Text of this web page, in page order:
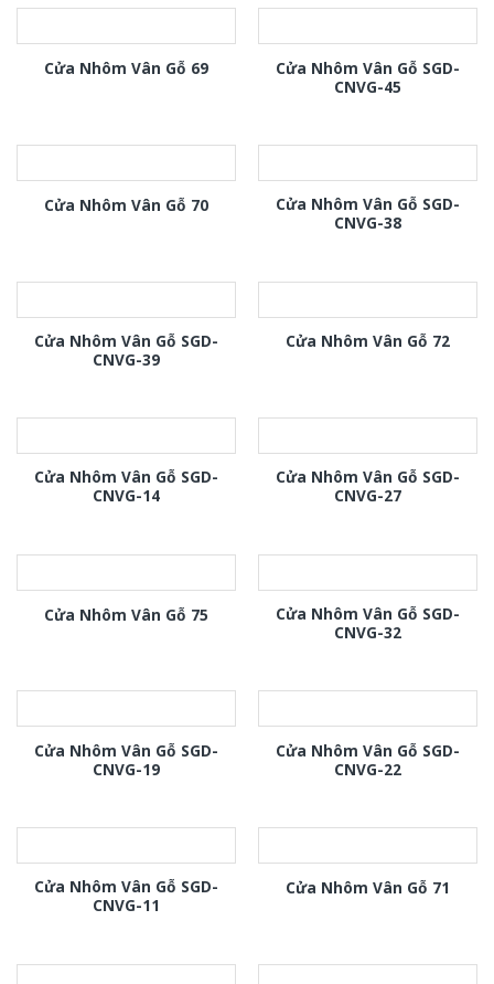
Cửa Nhôm Vân Gỗ 69
Cửa Nhôm Vân Gỗ SGD-
CNVG-45
Cửa Nhôm Vân Gỗ 70
Cửa Nhôm Vân Gỗ SGD-
CNVG-38
Cửa Nhôm Vân Gỗ SGD-
CNVG-39
Cửa Nhôm Vân Gỗ 72
Cửa Nhôm Vân Gỗ SGD-
CNVG-14
Cửa Nhôm Vân Gỗ SGD-
CNVG-27
Cửa Nhôm Vân Gỗ 75
Cửa Nhôm Vân Gỗ SGD-
CNVG-32
Cửa Nhôm Vân Gỗ SGD-
CNVG-19
Cửa Nhôm Vân Gỗ SGD-
CNVG-22
Cửa Nhôm Vân Gỗ SGD-
CNVG-11
Cửa Nhôm Vân Gỗ 71